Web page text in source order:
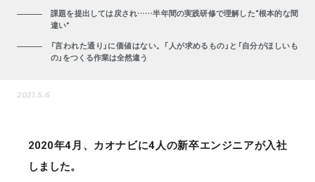
課題を提出しては戻され……半年間の実践研修で理解した“根本的な間
違い”
「言われた通り」に価値はない。「人が求めるもの」と「自分がほしいも
の」をつくる作業は全然違う
2021.5.6
2020年4月、カオナビに4人の新卒エンジニアが入社
しました。